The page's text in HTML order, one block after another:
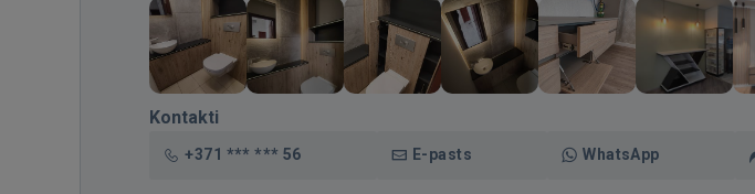
Kontakti
+371 *** *** 56 E-pasts WhatsApp